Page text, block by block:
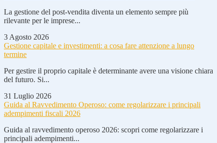
La gestione del post-vendita diventa un elemento sempre più
rilevante per le imprese...
3 Agosto 2026
Gestione capitale e investimenti: a cosa fare attenzione a lungo
termine
Per gestire il proprio capitale è determinante avere una visione chiara
del futuro. Si...
31 Luglio 2026
Guida al Ravvedimento Operoso: come regolarizzare i principali
adempimenti fiscali 2026
Guida al ravvedimento operoso 2026: scopri come regolarizzare i
principali adempimenti...